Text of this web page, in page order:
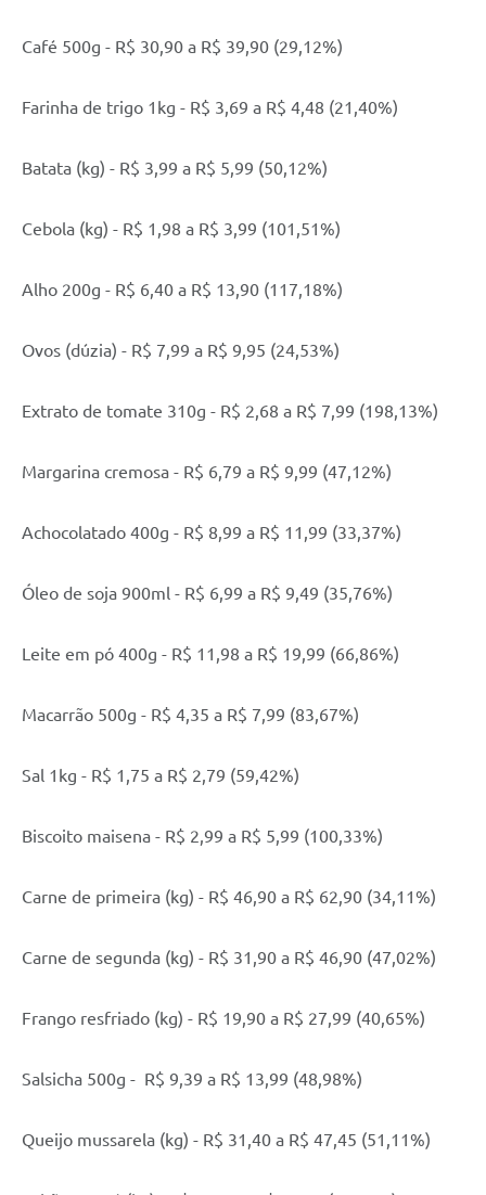
Café 500g - R$ 30,90 a R$ 39,90 (29,12%)
Farinha de trigo 1kg - R$ 3,69 a R$ 4,48 (21,40%)
Batata (kg) - R$ 3,99 a R$ 5,99 (50,12%)
Cebola (kg) - R$ 1,98 a R$ 3,99 (101,51%)
Alho 200g - R$ 6,40 a R$ 13,90 (117,18%)
Ovos (dúzia) - R$ 7,99 a R$ 9,95 (24,53%)
Extrato de tomate 310g - R$ 2,68 a R$ 7,99 (198,13%)
Margarina cremosa - R$ 6,79 a R$ 9,99 (47,12%)
Achocolatado 400g - R$ 8,99 a R$ 11,99 (33,37%)
Óleo de soja 900ml - R$ 6,99 a R$ 9,49 (35,76%)
Leite em pó 400g - R$ 11,98 a R$ 19,99 (66,86%)
Macarrão 500g - R$ 4,35 a R$ 7,99 (83,67%)
Sal 1kg - R$ 1,75 a R$ 2,79 (59,42%)
Biscoito maisena - R$ 2,99 a R$ 5,99 (100,33%)
Carne de primeira (kg) - R$ 46,90 a R$ 62,90 (34,11%)
Carne de segunda (kg) - R$ 31,90 a R$ 46,90 (47,02%)
Frango resfriado (kg) - R$ 19,90 a R$ 27,99 (40,65%)
Salsicha 500g - R$ 9,39 a R$ 13,99 (48,98%)
Queijo mussarela (kg) - R$ 31,40 a R$ 47,45 (51,11%)